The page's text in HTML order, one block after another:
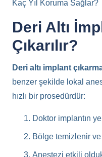
Kaç Yıl Koruma Sağlar?
Deri Altı
Çıkarılır?
Deri altı implant
benzer şekilde lokal
hızlı bir prosedürdür:
Doktor implantın
Bölge temizlenir
Anestezi etkili